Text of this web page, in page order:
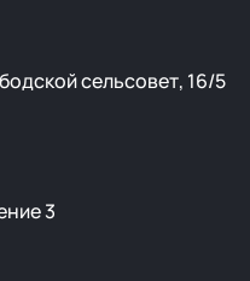
сельсовет, 16/5
3